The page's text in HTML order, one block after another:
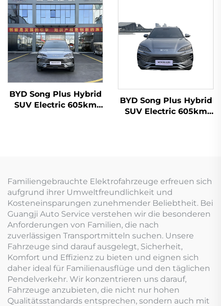
BYD Song Plus Hybrid
SUV Electric 605km
BYD Song Plus Hybrid
SUV Electric 605km
Familiengebrauchte Elektrofahrzeuge erfreuen sich
aufgrund ihrer Umweltfreundlichkeit und
Kosteneinsparungen zunehmender Beliebtheit. Bei
Guangji Auto Service verstehen wir die besonderen
Anforderungen von Familien, die nach
zuverlässigen Transportmitteln suchen. Unsere
Fahrzeuge sind darauf ausgelegt, Sicherheit,
Komfort und Effizienz zu bieten und eignen sich
daher ideal für Familienausflüge und den täglichen
Pendelverkehr. Wir konzentrieren uns darauf,
Fahrzeuge anzubieten, die nicht nur hohen
Qualitätsstandards entsprechen, sondern auch mit